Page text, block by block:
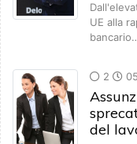
UE alla
2
del